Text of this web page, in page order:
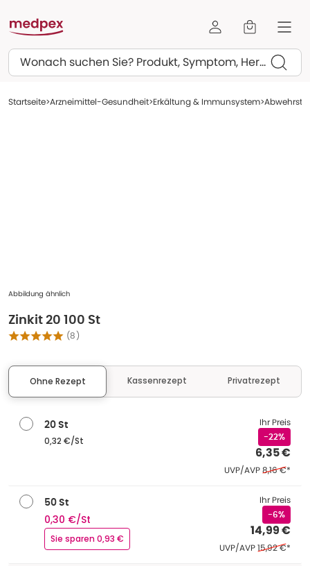
Suchen
Startseite Arzneimittel-Gesundheit Erkältung & Immunsystem
Abbildung ähnlich
Zinkit 20 100 St
(8)
Ohne Rezept Kassenrezept Privatrezept
20 St
0,32 €/St
Ihr Preis
-22%
6,35 €
UVP/AVPEhemaliger
8,16 €*
50 St
0,30 €/St
Sie sparen 0,93 €
Ihr Preis
-6%
14,99 €
UVP/AVPEhemaliger
15,92 €*